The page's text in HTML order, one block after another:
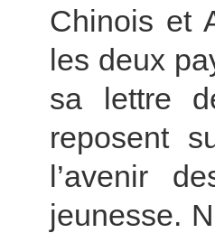
Chinois et
les deux
sa lettre
reposent
l’avenir
jeunesse.